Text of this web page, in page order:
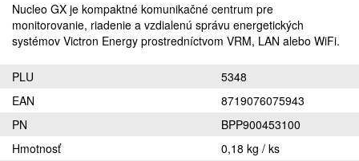
Nucleo GX je kompaktné komunikačné centrum pre
monitorovanie, riadenie a vzdialenú správu energetických
systémov Victron Energy prostredníctvom VRM, LAN alebo WiFi.
PLU
5348
EAN
8719076075943
PN
BPP900453100
Hmotnosť
0,18 kg / ks